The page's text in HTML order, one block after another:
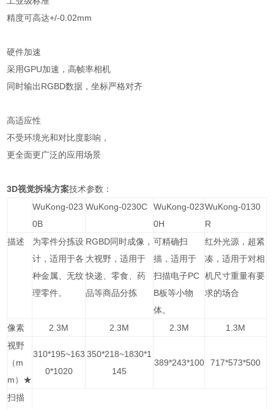
精度可高达+/-0.02mm
硬件加速
采用GPU加速，高帧率相机
同时输出RGBD数据，坐标严格对齐
高适应性
不受环境光和对比度影响，
更全面更广泛的应用场景
3D视觉拆垛方案技术参数：
WuKong-023
0B
WuKong-0230C
WuKong-023
0H
WuKong-0130
R
描述
为零件分拣设
计，适用于各
种金属、无纹
理零件。
RGBD同时成像，
大视野，适用于
快递、零食、药
品等商品分拣
可精确扫
描，适用于
扫描电子PC
B板等小物
体。
红外光源，超紧
凑，适用于对相
机尺寸重量有要
求的场合
像素 2.3M 2.3M 2.3M
1.3M
视野
（m
m）★
310*195~163
0*1020
350*218~1830*1
145
389*243*100 717*573*500
扫描